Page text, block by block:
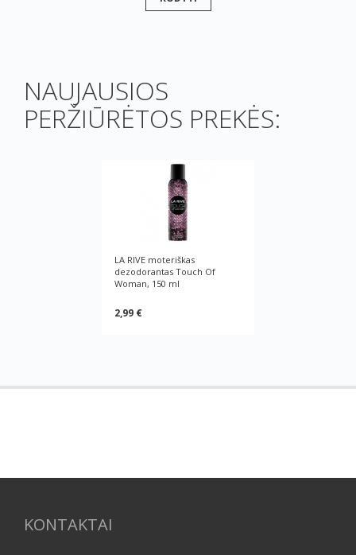
NAUJAUSIOS
PERŽIŪRĖTOS PREKĖS:
LA RIVE moteriškas
dezodorantas Touch Of
Woman, 150 ml
2,99 €
KONTAKTAI